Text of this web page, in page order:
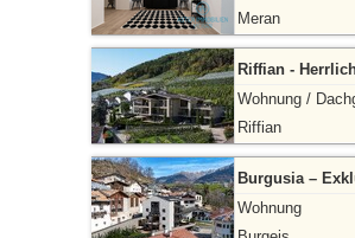
Meran
Riffian -
Wohnung /
Riffian
Burgusia –
Wohnung